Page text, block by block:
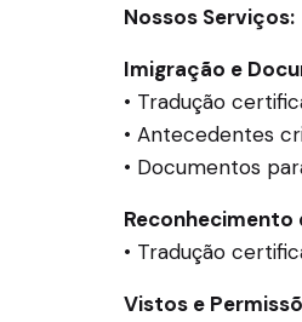
Nossos Serviços:
Imigração e
• Tradução
• Antecedentes
• Documentos
• Tradução
Vistos e